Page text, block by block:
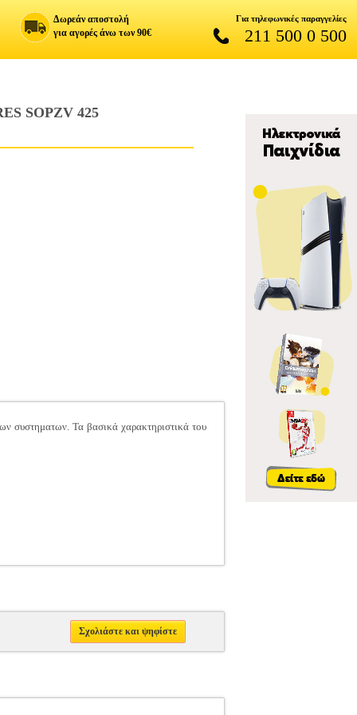
Δωρεάν αποστολή
για αγορές άνω των 90€
Για τηλεφωνικές παραγγελίες
211 500 0 500
SOPZV 425
συστηματων. Τα βασικά χαρακτηριστικά του
Σχολιάστε και ψηφίστε